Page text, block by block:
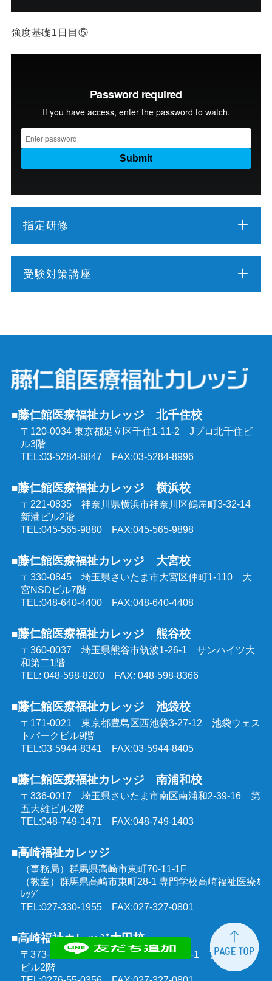
強度基礎1日目⑤
指定研修
介護予防運動指導員養成講座
行動援護従業者養成研修
強度行動障害支援者養成研修
同行援護従業者養成研修
喀痰吸引等研修
医療的ケア教員講習会
埼玉県委託 公共職業訓練
群馬県委託 公共職業訓練
東京都委託 公共職業訓練
受験対策講座
社会福祉士受験対策講座（通学コース）
精神保健福祉士受験対策講座（通学コース）
介護福祉士受験対策講座（オンラインコース）
ケアマネジャー受験対策講座（オンラインコース）
社会福祉士受験対策講座（オンラインコース）
精神保健福祉士受験対策講座（オンラインコース）
■藤仁館医療福祉カレッジ 北千住校
〒120-0034 東京都足立区千住1-11-2 Jプロ北千住ビ
ル3階
TEL:03-5284-8847 FAX:03-5284-8996
■藤仁館医療福祉カレッジ 横浜校
〒221-0835 神奈川県横浜市神奈川区鶴屋町3-32-14
新港ビル2階
TEL:045-565-9880 FAX:045-565-9898
■藤仁館医療福祉カレッジ 大宮校
〒330-0845 埼玉県さいたま市大宮区仲町1-110 大
宮NSDビル7階
TEL:048-640-4400 FAX:048-640-4408
■藤仁館医療福祉カレッジ 熊谷校
〒360-0037 埼玉県熊谷市筑波1-26-1 サンハイツ大
和第二1階
TEL: 048-598-8200 FAX: 048-598-8366
■藤仁館医療福祉カレッジ 池袋校
〒171-0021 東京都豊島区西池袋3-27-12 池袋ウェス
トパークビル9階
TEL:03-5944-8341 FAX:03-5944-8405
■藤仁館医療福祉カレッジ 南浦和校
〒336-0017 埼玉県さいたま市南区南浦和2-39-16 第
五大雄ビル2階
TEL:048-749-1471 FAX:048-749-1403
■高崎福祉カレッジ
（事務局）群馬県高崎市東町70-11-1F
（教室）群馬県高崎市東町28-1 専門学校高崎福祉医療ｶ
ﾚｯｼﾞ
TEL:027-330-1955 FAX:027-327-0801
■高崎福祉カレッジ太田校
〒373-0851 群馬県太田市飯田町1303-1 アルモニー
ビル2階